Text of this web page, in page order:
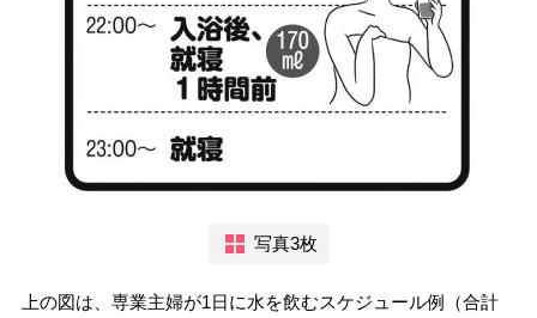
写真3枚
上の図は、専業主婦が1日に水を飲むスケジュール例（合計